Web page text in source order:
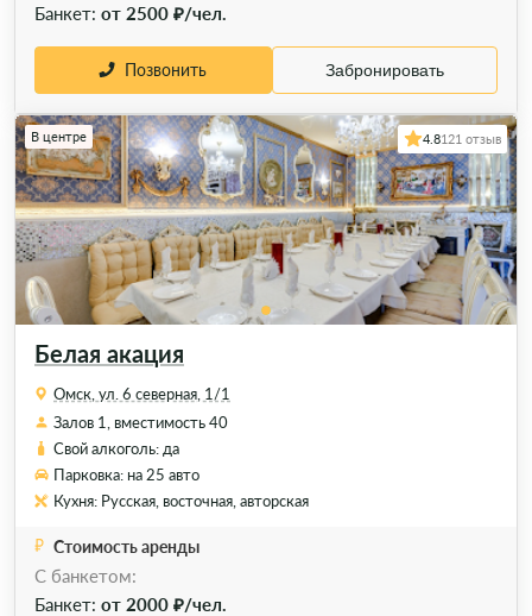
Банкет: от 2500 ₽/чел.
Позвонить Забронировать
Белая акация
В центре 4.8121 отзыв
Омск, ул. 6 северная, 1/1
Залов 1, вместимость 40
Свой алкоголь: да
Парковка: на 25 авто
Кухня: Русская, восточная, авторская
Стоимость аренды
C банкетом:
Банкет: от 2000 ₽/чел.